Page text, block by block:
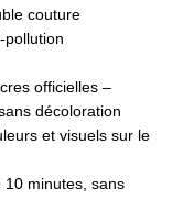
couture
pollution
officielles –
décoloration
et visuels sur le
10 minutes, sans